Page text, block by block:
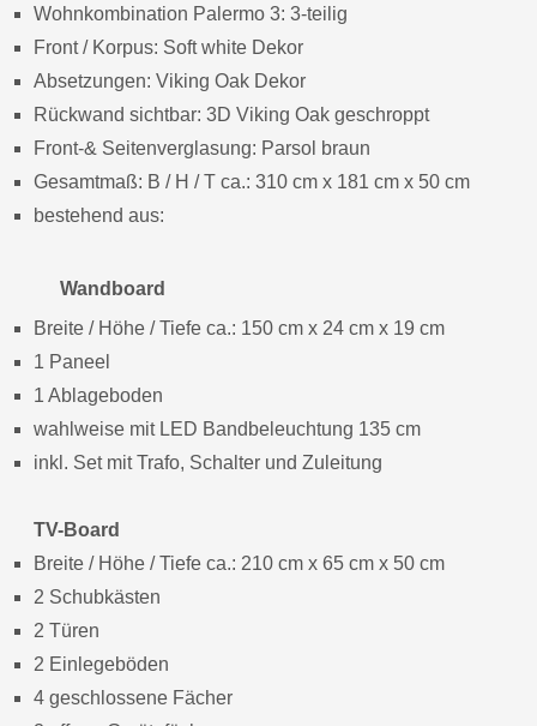
Wohnkombination Palermo 3: 3-teilig
Front / Korpus: Soft white Dekor
Absetzungen: Viking Oak Dekor
Rückwand sichtbar: 3D Viking Oak geschroppt
Front-& Seitenverglasung: Parsol braun
Gesamtmaß: B / H / T ca.: 310 cm x 181 cm x 50 cm
bestehend aus:
Wandboard
Breite / Höhe / Tiefe ca.: 150 cm x 24 cm x 19 cm
1 Paneel
1 Ablageboden
wahlweise mit LED Bandbeleuchtung 135 cm
inkl. Set mit Trafo, Schalter und Zuleitung
TV-Board
Breite / Höhe / Tiefe ca.: 210 cm x 65 cm x 50 cm
2 Schubkästen
2 Türen
2 Einlegeböden
4 geschlossene Fächer